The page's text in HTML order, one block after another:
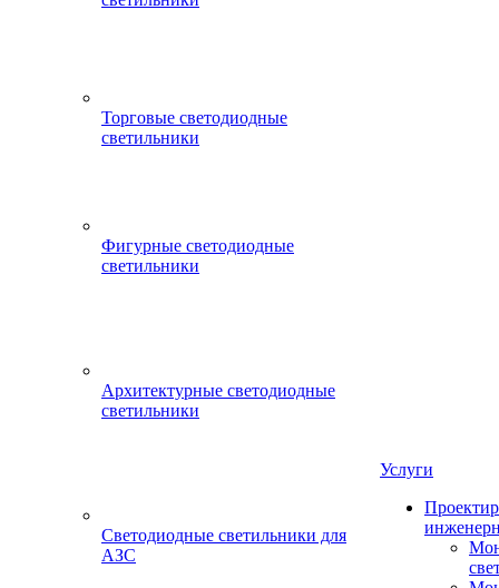
Торговые светодиодные
светильники
Фигурные светодиодные
светильники
Архитектурные светодиодные
светильники
Светодиодные светильники для
АЗС
Услуги